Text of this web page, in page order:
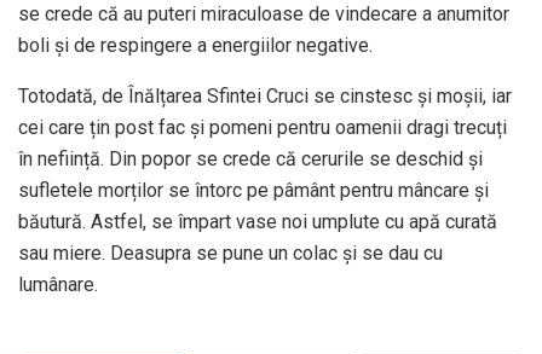
se crede că au puteri miraculoase de vindecare a anumitor
boli și de respingere a energiilor negative.
Totodată, de Înălțarea Sfintei Cruci se cinstesc și moșii, iar
cei care țin post fac și pomeni pentru oamenii dragi trecuți
în neființă. Din popor se crede că cerurile se deschid și
sufletele morților se întorc pe pâmânt pentru mâncare și
băutură. Astfel, se împart vase noi umplute cu apă curată
sau miere. Deasupra se pune un colac și se dau cu
lumânare.